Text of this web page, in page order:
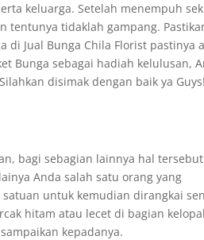
keluarga. Setelah menempuh
tentunya tidaklah gampang.
Jual Bunga Chila Florist pastinya
Bunga sebagai hadiah kelulusan,
disimak dengan baik ya Guys!
bagi sebagian lainnya hal tersebut
Anda salah satu orang yang
untuk kemudian dirangkai
hitam atau lecet di bagian
kepadanya.